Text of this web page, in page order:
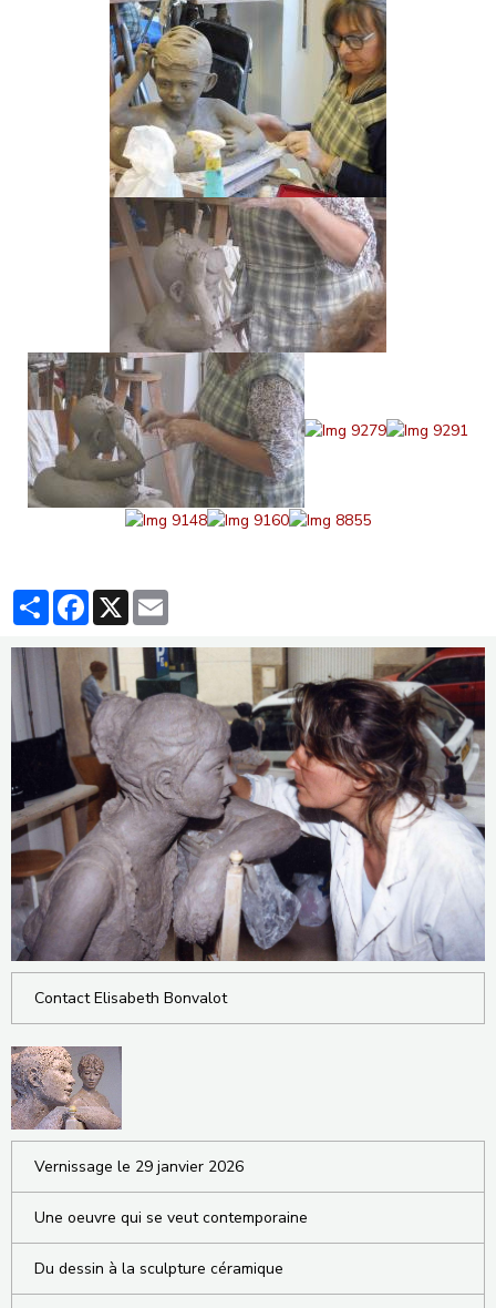
PartagerFacebook
X
Contact Elisabeth Bonvalot
Vernissage le 29 janvier 2026
Une oeuvre qui se veut contemporaine
Du dessin à la sculpture céramique